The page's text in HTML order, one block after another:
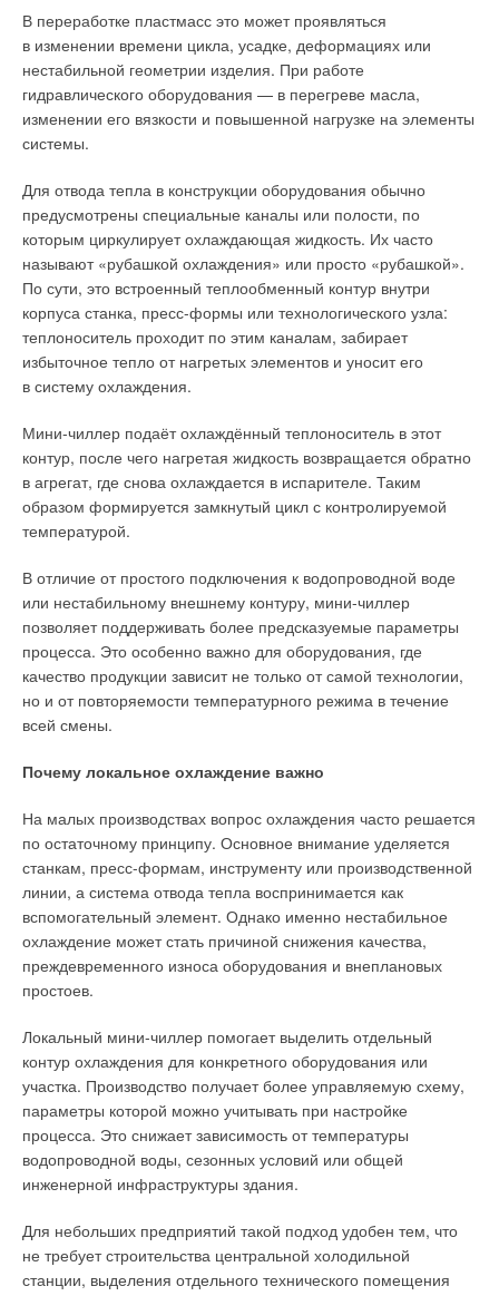
В переработке пластмасс это может проявляться
в изменении времени цикла, усадке, деформациях или
нестабильной геометрии изделия. При работе
гидравлического оборудования — в перегреве масла,
изменении его вязкости и повышенной нагрузке на элементы
системы.
Для отвода тепла в конструкции оборудования обычно
предусмотрены специальные каналы или полости, по
которым циркулирует охлаждающая жидкость. Их часто
называют «рубашкой охлаждения» или просто «рубашкой».
По сути, это встроенный теплообменный контур внутри
корпуса станка, пресс-формы или технологического узла:
теплоноситель проходит по этим каналам, забирает
избыточное тепло от нагретых элементов и уносит его
в систему охлаждения.
Мини-чиллер подаёт охлаждённый теплоноситель в этот
контур, после чего нагретая жидкость возвращается обратно
в агрегат, где снова охлаждается в испарителе. Таким
образом формируется замкнутый цикл с контролируемой
температурой.
В отличие от простого подключения к водопроводной воде
или нестабильному внешнему контуру, мини-чиллер
позволяет поддерживать более предсказуемые параметры
процесса. Это особенно важно для оборудования, где
качество продукции зависит не только от самой технологии,
но и от повторяемости температурного режима в течение
всей смены.
Почему локальное охлаждение важно
На малых производствах вопрос охлаждения часто решается
по остаточному принципу. Основное внимание уделяется
станкам, пресс-формам, инструменту или производственной
линии, а система отвода тепла воспринимается как
вспомогательный элемент. Однако именно нестабильное
охлаждение может стать причиной снижения качества,
преждевременного износа оборудования и внеплановых
простоев.
Локальный мини-чиллер помогает выделить отдельный
контур охлаждения для конкретного оборудования или
участка. Производство получает более управляемую схему,
параметры которой можно учитывать при настройке
процесса. Это снижает зависимость от температуры
водопроводной воды, сезонных условий или общей
инженерной инфраструктуры здания.
Для небольших предприятий такой подход удобен тем, что
не требует строительства центральной холодильной
станции, выделения отдельного технического помещения
Гидромодули
Dantex Group производит гидромодули производительностью
до 4830 м³/ч с насосными группами в составе от одного до
семи насосов и возможностью модульного исполнения.
Мощность насосов составляет от 1,5 до 200 кВт.
Компрессорно-конденсаторные блоки
Производственный комплекс выпускает компрессорно-
конденсаторные блоки производительностью от 5 до 720 кВт
для систем вентиляции, кондиционирования
и технологического охлаждения.
Оборудование оснащается воздушными микроканальными
теплообменниками, спиральными компрессорами,
жидкостными ресиверами и интеллектуальными системами
Высокое качество и современные решения
Применение современных технологий и многоступенчатый
контроль качества позволяют Dantex Group производить
надёжные агрегаты. Благодаря широкому диапазону
производительности и возможности индивидуального
исполнения они могут использоваться как на типовых
требованиями, где необходима безотказность, стабильность
работы и точное соответствие эксплуатационным
параметрам.
Полная информация о продукции DANTEX представлена
на официальном сайтеdantex.ru.
Читайте по теме:
→
Почему летом температурные параметры в
кондиционируемых помещениях не соответствуют
Дополнительно предусмотрено несколько сценариев
распределения воздуха в зависимости от режима работы
кондиционера. В режиме охлаждения используется «эффект
душа»: охлаждённый воздух движется вдоль потолка
воздействия на пользователя. В режиме обогрева
применяется «ковровое распределение» — тёплый воздух
распространяется вдоль пола, создавая более комфортный
прогрев нижней части помещения. Дополняет это система
Smart Airflow, которая автоматически регулирует
направление и интенсивность воздушного потока для более
равномерной циркуляции воздуха в комнате. Развитие
«умных» функций также стало одной из центральных
особенностей новых серий TCL. SaveIN Pro и SaveIN Art
TCL Home, совместимы с Google Home и «Алисой»
от «Яндекса», а также позволяют интегрировать
кондиционер в экосистему «умного дома». Одним из
наиболее интересных сценариев стала функция
автоматического включения и выключения по геолокации.
пользователя к дому и автоматически запускать охлаждение
или обогрев заранее. При уходе система отключается
самостоятельно, снижая энергопотребление без
необходимости ручного управления. Такой подход особенно
актуален для пользователей, которые хотят минимизировать
постоянное взаимодействие с техникой и при этом
поддерживать комфортный микроклимат в квартире.
Пользователям доступен режим AI Eco для быстрого
Кондиционеры SaveIN Pro и SaveIN Art также поддерживают
OTA-обновления, позволяющие обновлять программное
обеспечение беспроводным способом. Это даёт
возможность актуализировать smart-функции и улучшать
алгоритмы работы системы без сервисного вмешательства.
Для климатической техники всё более важным становится